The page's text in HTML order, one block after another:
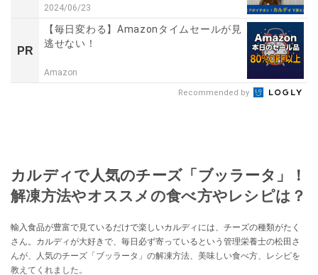
2024/06/23
PR
【毎日変わる】Amazonタイムセールが見
逃せない！
Amazon
Recommended by
カルディで人気のチーズ「ブッラータ」！
解凍方法やオススメの食べ方やレシピは？
輸入食品が豊富で見ているだけで楽しいカルディには、チーズの種類がたく
さん。カルディが大好きで、毎日必ず寄っているという管理栄養士の松田さ
んが、人気のチーズ「ブッラータ」の解凍方法、美味しい食べ方、レシピを
教えてくれました。